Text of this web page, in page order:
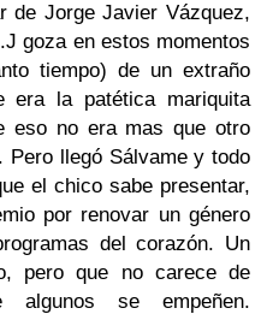
de Jorge Javier Vázquez,
goza en estos momentos
tiempo) de un extraño
era la patética mariquita
eso no era mas que otro
Pero llegó Sálvame y todo
el chico sabe presentar,
por renovar un género
del corazón. Un
pero que no carece de
algunos se empeñen.